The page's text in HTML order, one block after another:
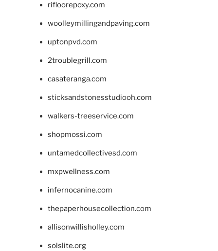
rifloorepoxy.com
woolleymillingandpaving.com
uptonpvd.com
2troublegrill.com
casateranga.com
sticksandstonesstudiooh.com
walkers-treeservice.com
shopmossi.com
untamedcollectivesd.com
mxpwellness.com
infernocanine.com
thepaperhousecollection.com
allisonwillisholley.com
solslite.org